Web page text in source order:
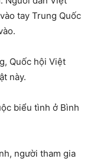
tay Trung Quốc
Quốc hội Việt
này.
biểu tình ở Bình
người tham gia